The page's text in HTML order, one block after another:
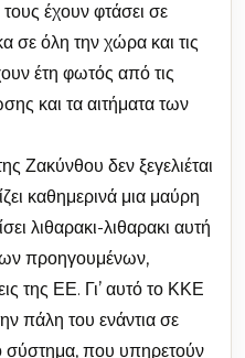
έχουν φτάσει σε
όλη την χώρα και τις
έτη φωτός από τις
και τα αιτήματα των
Ζακύνθου δεν ξεγελιέται
καθημερινά μια μαύρη
λιθαρακι-λιθαρακι αυτή
προηγουμένων,
της ΕΕ. Γι’ αυτό το ΚΚΕ
πάλη του ενάντια σε
σύστημα, που υπηρετούν